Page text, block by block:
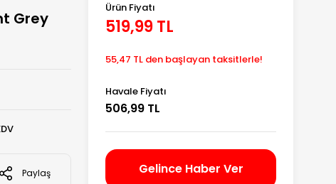
Grey
Paylaş
Ürün Fiyatı
519,99 TL
55,47 TL den başlayan taksitlerle!
Havale Fiyatı
506,99 TL
Gelince Haber Ver